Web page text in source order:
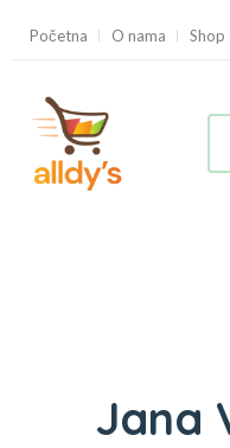
Početna O nama Shop
Jana